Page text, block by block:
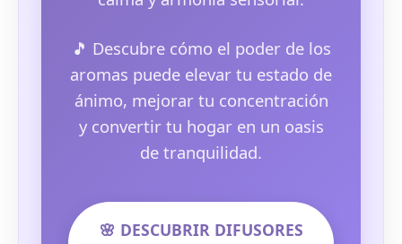
🎵 Descubre cómo el poder de los
aromas puede elevar tu estado de
ánimo, mejorar tu concentración
y convertir tu hogar en un oasis
de tranquilidad.
🌸 DESCUBRIR DIFUSORES